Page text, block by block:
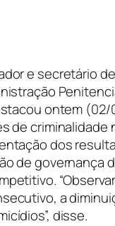
e secretário
ontem (02/
de criminalidade
dos
de governança
a
disse.